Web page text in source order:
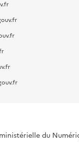
du